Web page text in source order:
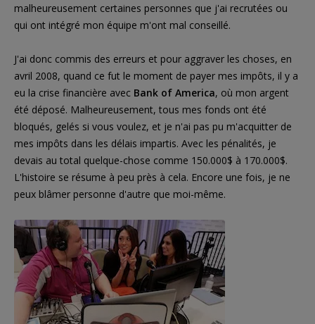
malheureusement certaines personnes que j'ai recrutées ou
qui ont intégré mon équipe m'ont mal conseillé.
J'ai donc commis des erreurs et pour aggraver les choses, en
avril 2008, quand ce fut le moment de payer mes impôts, il y a
eu la crise financière avec Bank of America, où mon argent
été déposé. Malheureusement, tous mes fonds ont été
bloqués, gelés si vous voulez, et je n'ai pas pu m'acquitter de
mes impôts dans les délais impartis. Avec les pénalités, je
devais au total quelque-chose comme 150.000$ à 170.000$.
L'histoire se résume à peu près à cela. Encore une fois, je ne
peux blâmer personne d'autre que moi-même.